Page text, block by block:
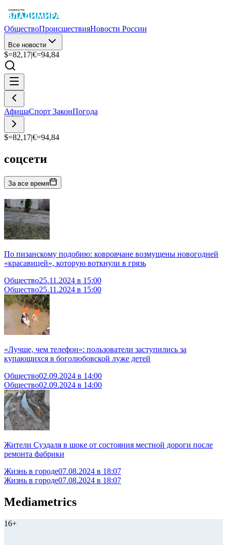
ОбществоПроисшествияНовости России
Все новости
$=82,17|€=94,84
АфишаСпорт ЗаконПогода
$=82,17|€=94,84
соцсети
За все время
По пизанскому подобию: ковровчане возмущены новогодней
«красавицей», которую воткнули в грязь
Общество25.11.2024 в 15:00
Общество25.11.2024 в 15:00
«Лучше, чем телефон»: пользователи заступились за
купающихся в боголюбовской луже детей
Общество02.09.2024 в 14:00
Общество02.09.2024 в 14:00
Жители Суздаля в шоке от состояния местной дороги после
ремонта фабрики
Жизнь в городе07.08.2024 в 18:07
Жизнь в городе07.08.2024 в 18:07
Mediametrics
16+